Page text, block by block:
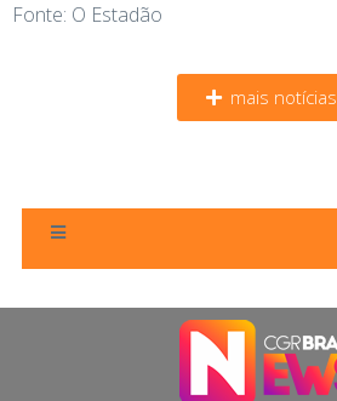
Fonte: O Estadão
mais notícias